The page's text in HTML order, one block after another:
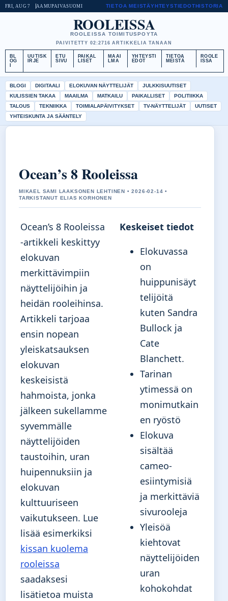
FRI, AUG 7 AAMUPAIVASUOMI TIETOA MEISTÄYHTEYSTIEDOTHISTORIA
ROOLEISSA
ROOLEISSA TOIMITUSPOYTA
PAIVITETTY 02:2716 ARTIKKELIA TANAAN
BL
OG
UUTISK
IRJE
ETU
SIVU
PAIKAL
LISET
MAAI
LMA
YHTEYSTI
EDOT
TIETOA
MEISTÄ
ROOLE
ISSA
BLOGI DIGITAALI ELOKUVAN NÄYTTELIJÄT
JULKKISUUTISET
KULISSIEN TAKAA
MAAILMA MATKAILU PAIKALLISET
POLITIIKKA
TALOUS
TEKNIIKKA TOIMIALAPÄIVITYKSET TV-NÄYTTELIJÄT
UUTISET
YHTEISKUNTA JA SÄÄNTELY
Ocean’s 8 Rooleissa
MIKAEL SAMI LAAKSONEN LEHTINEN • 2026-02-14 •
TARKISTANUT ELIAS KORHONEN
Ocean’s 8 Rooleissa
-artikkeli keskittyy
elokuvan
merkittävimpiin
näyttelijöihin ja
heidän rooleihinsa.
Artikkeli tarjoaa
ensin nopean
yleiskatsauksen
elokuvan
keskeisistä
hahmoista, jonka
jälkeen sukellamme
syvemmälle
näyttelijöiden
taustoihin, uran
huipennuksiin ja
elokuvan
kulttuuriseen
vaikutukseen. Lue
lisää esimerkiksi
kissan kuolema
rooleissa
saadaksesi
lisätietoa muista
Keskeiset tiedot
Elokuvassa
on
huippunisäyt
telijöitä
kuten Sandra
Bullock ja
Cate
Blanchett.
Tarinan
ytimessä on
monimutkain
en ryöstö
Elokuva
sisältää
cameo-
esiintymisiä
ja merkittäviä
sivurooleja
Yleisöä
kiehtovat
näyttelijöiden
uran
kohokohdat